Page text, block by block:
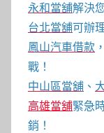
永和當舖解決
台北當舖可辦
鳳山汽車借款
戰！
中山區當舖 、
高雄當舖緊急
銷！